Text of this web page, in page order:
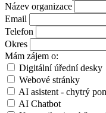
Název organizace
Email
Telefon
Okres
Mám zájem o:
Digitální úřední desky
Webové stránky
AI asistent - chytrý
AI Chatbot